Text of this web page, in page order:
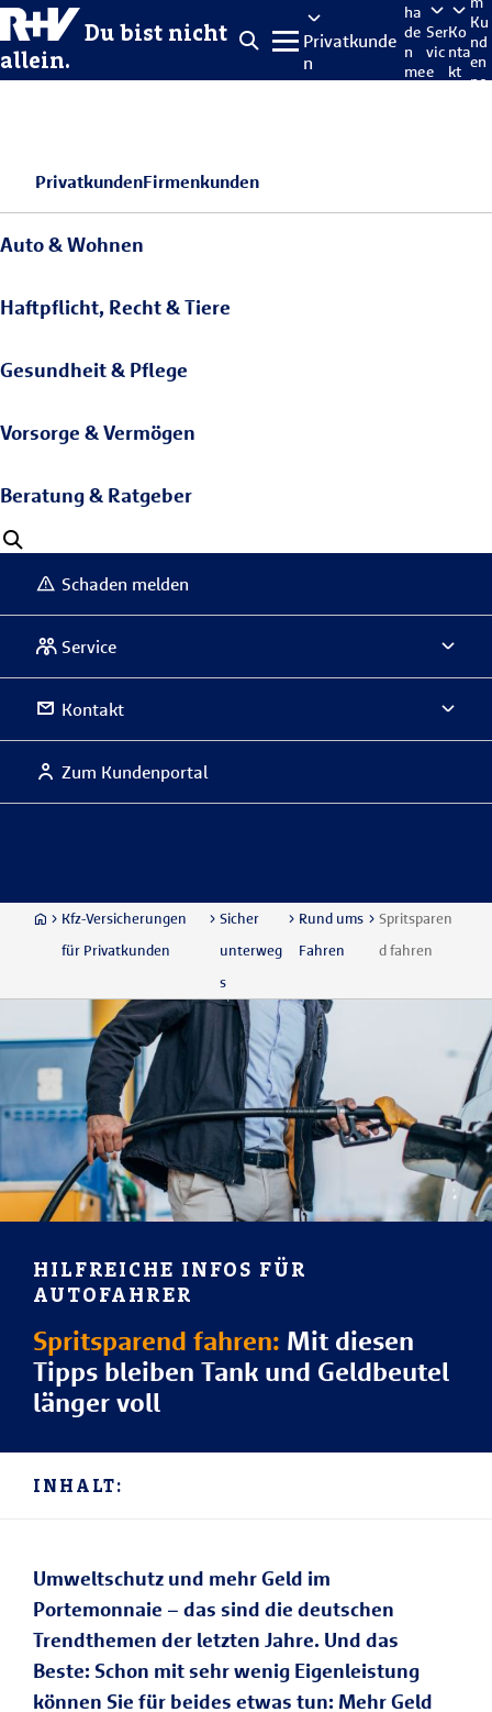
Du bist nicht
allein.
Privatkunde
n
ha
de
n
me
Ser
vic
e
Ko
nta
kt
Ku
nd
en
po
PrivatkundenFirmenkunden
Auto & Wohnen
Haftpflicht, Recht & Tiere
Gesundheit & Pflege
Vorsorge & Vermögen
Beratung & Ratgeber
Schaden melden
Service
Kontakt
Zum Kundenportal
Kfz-Versicherungen
für Privatkunden
Sicher
unterweg
s
Rund ums
Fahren
Spritsparen
d fahren
HILFREICHE INFOS FÜR
AUTOFAHRER
Spritsparend fahren: Mit diesen
Tipps bleiben Tank und Geldbeutel
länger voll
INHALT:
Umweltschutz und mehr Geld im
Portemonnaie – das sind die deutschen
Trendthemen der letzten Jahre. Und das
Beste: Schon mit sehr wenig Eigenleistung
können Sie für beides etwas tun: Mehr Geld